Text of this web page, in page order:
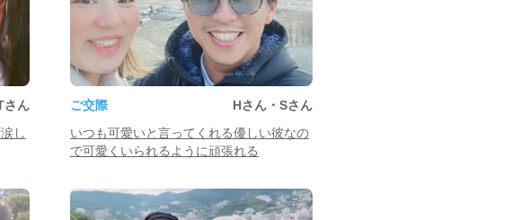
さん
し
ご交際
Hさん・Sさん
いつも可愛いと言ってくれる優しい彼なの
で可愛くいられるように頑張れる